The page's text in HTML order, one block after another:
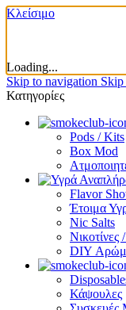
Κλείσιμο
Loading...
Skip to navigation Skip
Κατηγορίες
Pods / Kits
Box Mod
Flavor
Έτοιμα
Nic Salts
Νικοτίνες
DIY
Κάψουλες